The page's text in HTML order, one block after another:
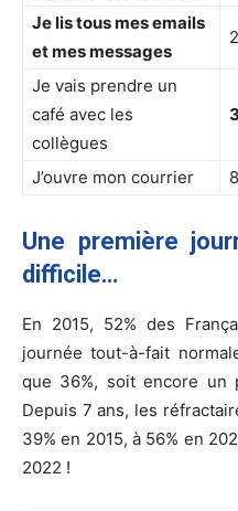
Je lis tous mes emails
et mes messages
Je vais prendre un
café avec les
collègues
J’ouvre mon courrier
Une première
difficile…
En 2015, 52% des
journée tout-à-fait
que 36%, soit encore un
Depuis 7 ans, les
39% en 2015, à 56% en
2022 !